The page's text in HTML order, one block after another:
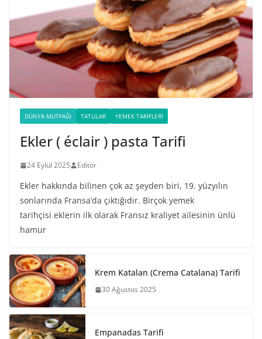
DÜNYA MUTFAĞI TATLILAR YEMEK TARIFLERI
Ekler ( éclair ) pasta Tarifi
24 Eylül 2025 Editör
Ekler hakkında bilinen çok az şeyden biri, 19. yüzyılın
sonlarında Fransa’da çıktığıdır. Birçok yemek
tarihçisi eklerin ilk olarak Fransız kraliyet ailesinin ünlü
hamur
Krem Katalan (Crema Catalana) Tarifi
30 Ağustos 2025
Empanadas Tarifi